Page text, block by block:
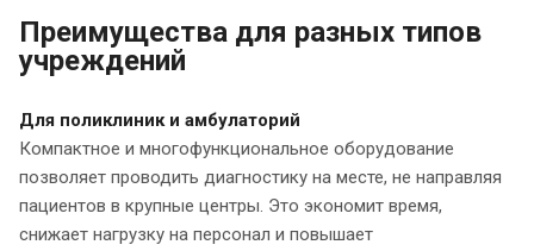
Преимущества для разных типов
учреждений
Для поликлиник и амбулаторий
Компактное и многофункциональное оборудование
позволяет проводить диагностику на месте, не направляя
пациентов в крупные центры. Это экономит время,
снижает нагрузку на персонал и повышает